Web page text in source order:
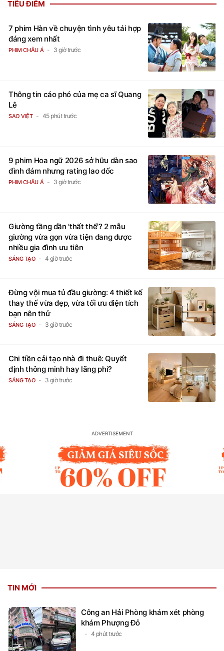
TIÊU ĐIỂM
7 phim Hàn về chuyện tình yêu tái hợp
đáng xem nhất
PHIM CHÂU Á 3 giờ trước
Thông tin cáo phó của mẹ ca sĩ Quang
Lê
SAO VIỆT 45 phút trước
9 phim Hoa ngữ 2026 sở hữu dàn sao
đình đám nhưng rating lao dốc
PHIM CHÂU Á 3 giờ trước
Giường tầng dần 'thất thế'? 2 mẫu
giường vừa gọn vừa tiện đang được
nhiều gia đình ưu tiên
SÁNG TẠO 4 giờ trước
Đừng vội mua tủ đầu giường: 4 thiết kế
thay thế vừa đẹp, vừa tối ưu diện tích
bạn nên thử
SÁNG TẠO 3 giờ trước
Chi tiền cải tạo nhà đi thuê: Quyết
định thông minh hay lãng phí?
SÁNG TẠO 3 giờ trước
TIN MỚI
Công an Hải Phòng khám xét phòng
khám Phượng Đỏ
4 phút trước